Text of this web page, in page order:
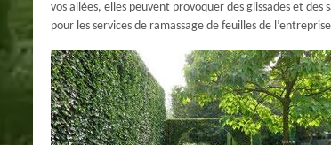
vos allées, elles peuvent provoquer des glissades et
pour les services de ramassage de feuilles de